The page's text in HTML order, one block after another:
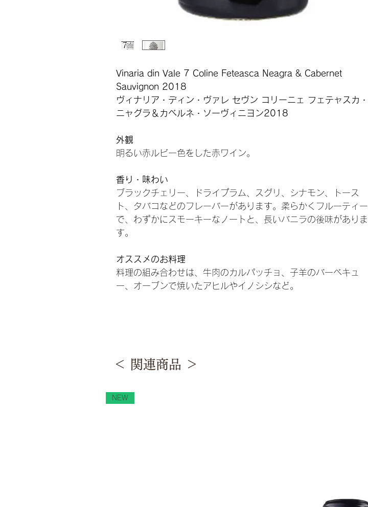
Vinaria din Vale 7 Coline Feteasca Neagra & Cabernet
Sauvignon 2018
ヴィナリア・ディン・ヴァレ セヴン コリーニェ フェテャスカ・
ニャグラ＆カベルネ・ソーヴィニヨン2018
外観
明るい赤ルビー色をした赤ワイン。
香り・味わい
ブラックチェリー、ドライプラム、スグリ、シナモン、トース
ト、タバコなどのフレーバーがあります。柔らかくフルーティー
で、わずかにスモーキーなノートと、長いバニラの後味がありま
す。
オススメのお料理
料理の組み合わせは、牛肉のカルパッチョ、子羊のバーベキュ
ー、オーブンで焼いたアヒルやイノシシなど。
＜ 関連商品 ＞
NEW